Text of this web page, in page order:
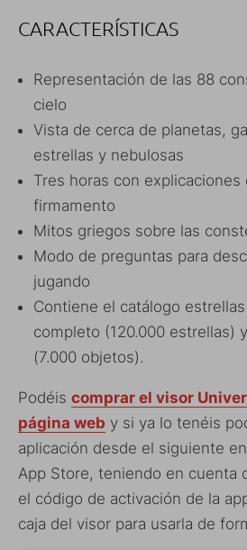
CARACTERÍSTICAS
Representación de las 88
cielo
Vista de cerca de planetas,
estrellas y nebulosas
Tres horas con explicaciones
firmamento
Mitos griegos sobre las
Modo de preguntas para
jugando
Contiene el catálogo
completo (120.000 estrellas)
(7.000 objetos).
Podéis comprar el visor
página web y si ya lo tenéis
aplicación desde el siguiente
App Store, teniendo en cuenta
el código de activación de la
caja del visor para usarla de